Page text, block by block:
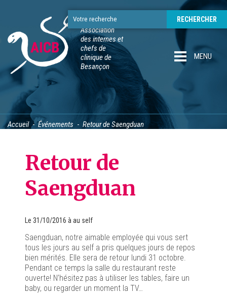
Association
des internes et
chefs de
clinique de
Besançon
MENU
Accueil Événements Retour de Saengduan
Retour de
Saengduan
Le 31/10/2016 à au self
Saengduan, notre aimable employée qui vous sert
tous les jours au self a pris quelques jours de repos
bien mérités. Elle sera de retour lundi 31 octobre.
Pendant ce temps la salle du restaurant reste
ouverte! N’hésitez pas à utiliser les tables, faire un
baby, ou regarder un moment la TV…